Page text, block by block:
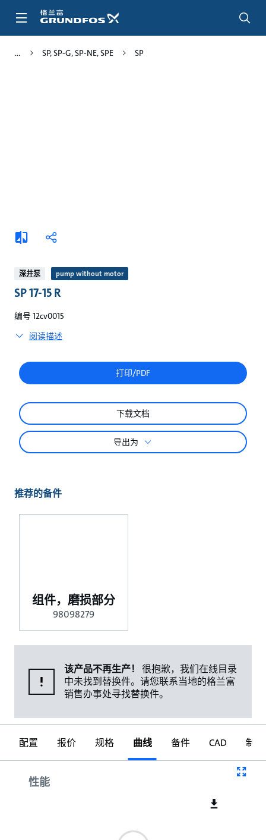
SP, SP-G, SP-NE, SPE SP
添
加
较
分
深井泵 pump without motor
SP 17-15 R
编号 12cv0015
阅读描述
打印/PDF
下载文档
导出为
推荐的备件
组件，磨损部分
98098279
该产品不再生产！
很抱歉，我们在线目录
中未找到替换件。请您联系当地的格兰富
销售办事处寻找替换件。
配置 报价 规格 曲线 备件 CAD 制图
性能